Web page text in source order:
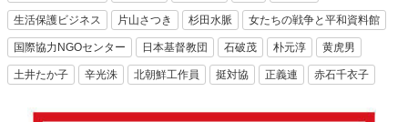
生活保護ビジネス 片山さつき 杉田水脈 女たちの戦争と平和資料館
国際協力NGOセンター 日本基督教団 石破茂 朴元淳 黄虎男
土井たか子 辛光洙 北朝鮮工作員 挺対協 正義連 赤石千衣子